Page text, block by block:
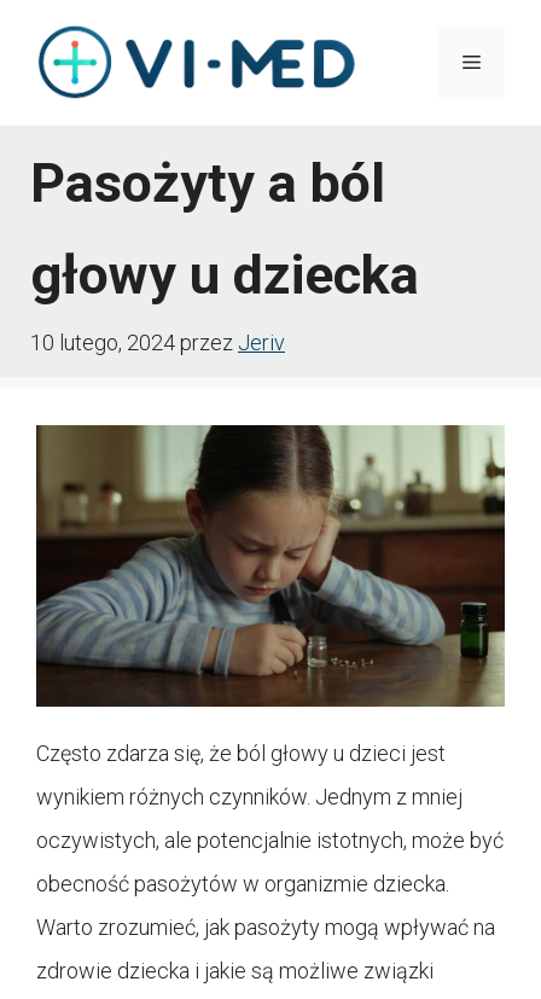
Przejdź
Menu
Pasożyty a ból
głowy u dziecka
10 lutego, 2024przez Jeriv
Często zdarza się, że ból głowy u dzieci jest
wynikiem różnych czynników. Jednym z mniej
oczywistych, ale potencjalnie istotnych, może być
obecność pasożytów w organizmie dziecka.
Warto zrozumieć, jak pasożyty mogą wpływać na
zdrowie dziecka i jakie są możliwe związki